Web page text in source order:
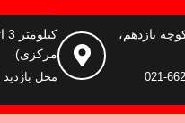
یازدهم،
مرکزی)
محل بازدید از